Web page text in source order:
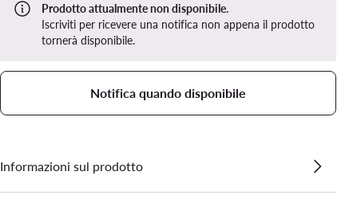
Prodotto attualmente non disponibile.
Iscriviti per ricevere una notifica non appena il prodotto
tornerà disponibile.
Notifica quando disponibile
Informazioni sul prodotto